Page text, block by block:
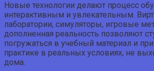
Новые технологии делают процесс
интерактивным и увлекательным.
лаборатории, симуляторы, игровые
дополненная реальность позволяют
погружаться в учебный материал и
практике в реальных условиях, не
дома.